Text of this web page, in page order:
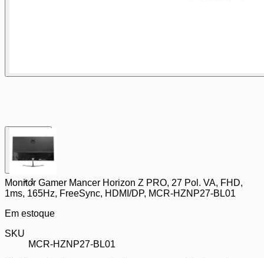
+ 1
Monitor Gamer Mancer Horizon Z PRO, 27 Pol. VA, FHD,
1ms, 165Hz, FreeSync, HDMI/DP, MCR-HZNP27-BL01
Em estoque
SKU
MCR-HZNP27-BL01